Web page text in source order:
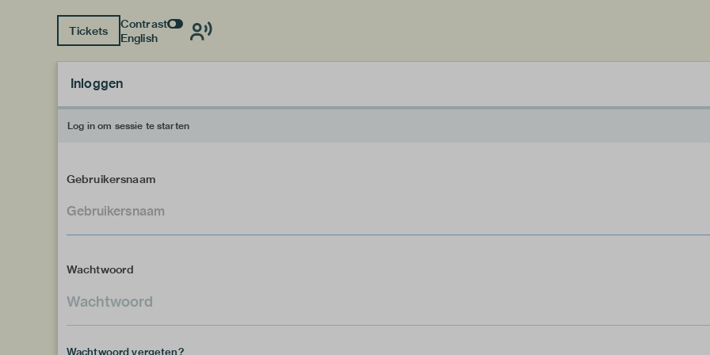
Tickets
Contrast
English
Inloggen
Log in om sessie te starten
Gebruikersnaam
Wachtwoord
Wachtwoord vergeten?